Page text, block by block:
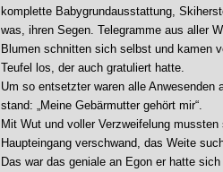
komplette Babygrundausstattung,
was, ihren Segen. Telegramme aus aller
Blumen schnitten sich selbst und kamen
Teufel los, der auch gratuliert hatte.
Um so entsetzter waren alle
stand: „Meine Gebärmutter gehört mir“.
Mit Wut und voller Verzweifelung
Haupteingang verschwand, das Weite
Das war das geniale an Egon er hatte